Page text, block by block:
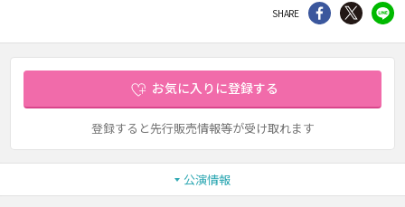
SHARE シェア Twitter
お気に入りに登録する
登録すると先行販売情報等が受け取れます
公演情報